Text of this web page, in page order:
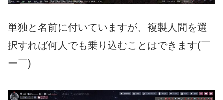
単独と名前に付いていますが、複製人間を選
択すれば何人でも乗り込むことはできます(￣
ー￣)